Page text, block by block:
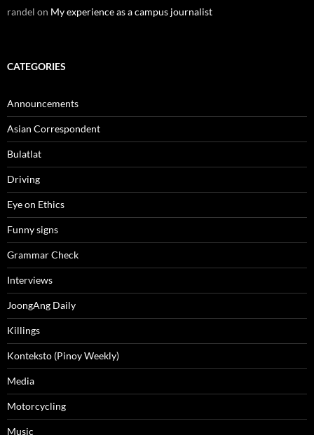
randel on My experience as a campus journalist
CATEGORIES
Announcements
Asian Correspondent
Bulatlat
Driving
Eye on Ethics
Funny signs
Grammar Check
Interviews
JoongAng Daily
Killings
Konteksto (Pinoy Weekly)
Media
Motorcycling
Music